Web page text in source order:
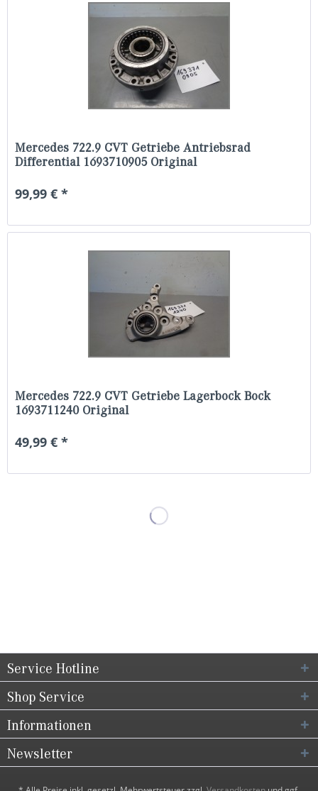
Mercedes 722.9 CVT Getriebe Antriebsrad
Differential 1693710905 Original
99,99 € *
Mercedes 722.9 CVT Getriebe Lagerbock Bock
1693711240 Original
49,99 € *
Service Hotline
Shop Service
Informationen
Newsletter